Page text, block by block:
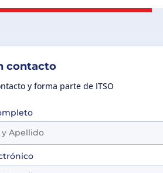
contacto
y forma parte de ITSO